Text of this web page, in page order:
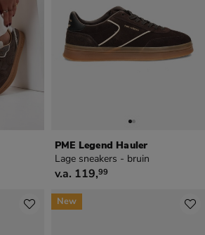
PME Legend Hauler
Lage sneakers - bruin
vanaf € 119,99
v.a. 119,99
New